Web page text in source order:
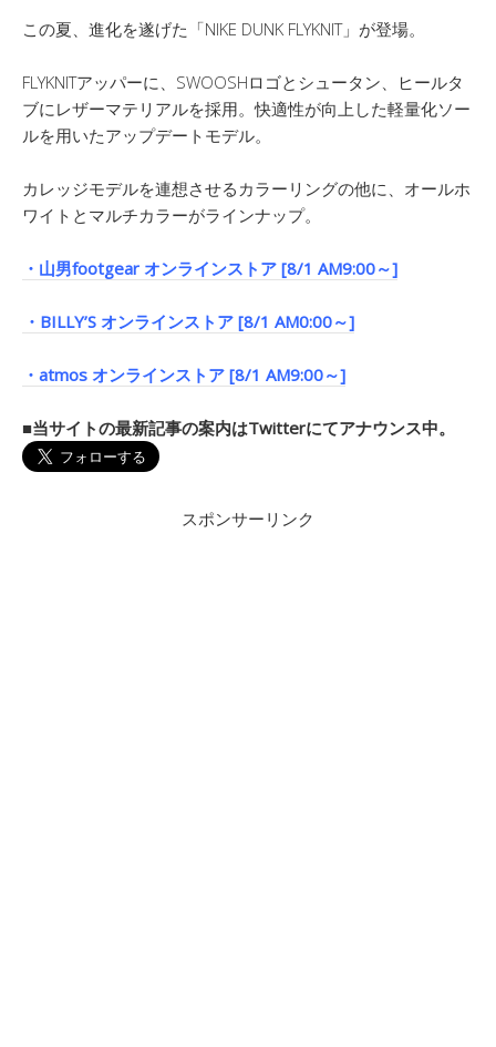
この夏、進化を遂げた「NIKE DUNK FLYKNIT」が登場。
FLYKNITアッパーに、SWOOSHロゴとシュータン、ヒールタ
ブにレザーマテリアルを採用。快適性が向上した軽量化ソー
ルを用いたアップデートモデル。
カレッジモデルを連想させるカラーリングの他に、オールホ
ワイトとマルチカラーがラインナップ。
・山男footgear オンラインストア [8/1 AM9:00～]
・BILLY’S オンラインストア [8/1 AM0:00～]
・atmos オンラインストア [8/1 AM9:00～]
■当サイトの最新記事の案内はTwitterにてアナウンス中。
スポンサーリンク